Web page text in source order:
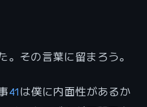
。その言葉に留まろう。
41は僕に内面性があるか